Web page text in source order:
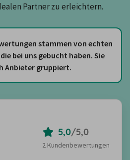
Partner zu erleichtern.
stammen von echten
bei uns gebucht haben. Sie
Anbieter gruppiert.
5,0/5,0
2 Kundenbewertungen